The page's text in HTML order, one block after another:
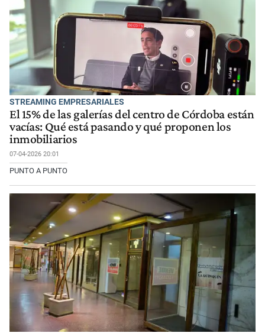
STREAMING EMPRESARIALES
El 15% de las galerías del centro de Córdoba están
vacías: Qué está pasando y qué proponen los
inmobiliarios
07-04-2026 20:01
PUNTO A PUNTO